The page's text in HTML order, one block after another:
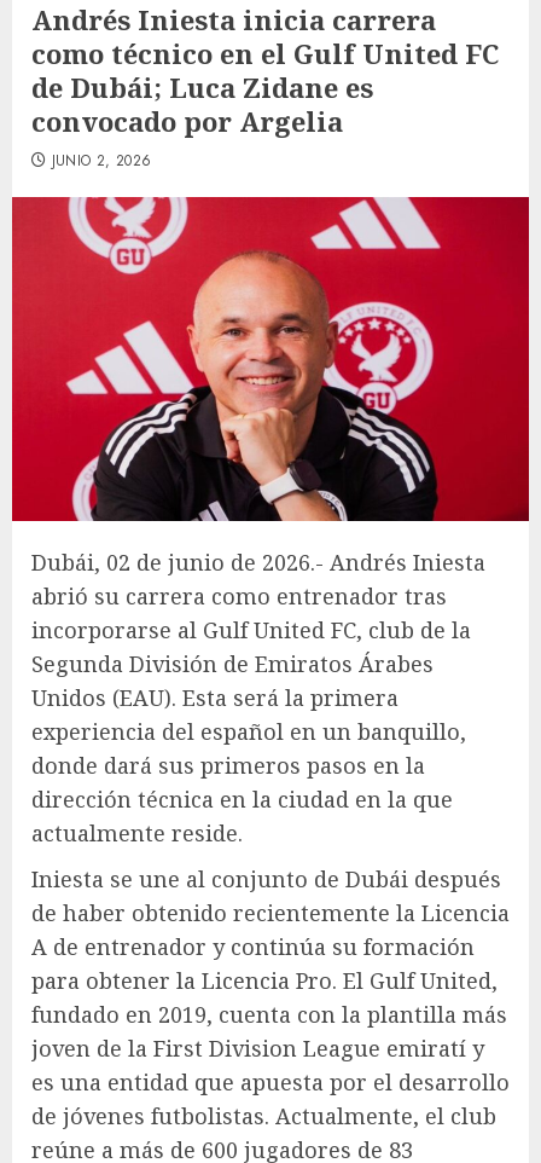
Andrés Iniesta inicia carrera
como técnico en el Gulf United FC
de Dubái; Luca Zidane es
convocado por Argelia
JUNIO 2, 2026
Dubái, 02 de junio de 2026.- Andrés Iniesta
abrió su carrera como entrenador tras
incorporarse al Gulf United FC, club de la
Segunda División de Emiratos Árabes
Unidos (EAU). Esta será la primera
experiencia del español en un banquillo,
donde dará sus primeros pasos en la
dirección técnica en la ciudad en la que
actualmente reside.
Iniesta se une al conjunto de Dubái después
de haber obtenido recientemente la Licencia
A de entrenador y continúa su formación
para obtener la Licencia Pro. El Gulf United,
fundado en 2019, cuenta con la plantilla más
joven de la First Division League emiratí y
es una entidad que apuesta por el desarrollo
de jóvenes futbolistas. Actualmente, el club
reúne a más de 600 jugadores de 83